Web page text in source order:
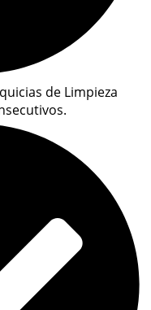
de Limpieza